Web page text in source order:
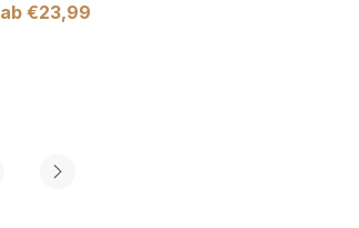
ab €23,99